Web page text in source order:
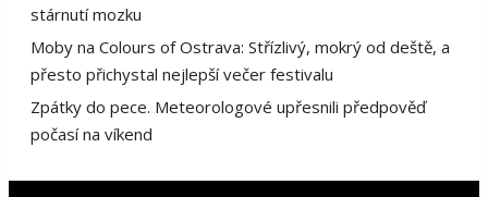
stárnutí mozku
Moby na Colours of Ostrava: Střízlivý, mokrý od deště, a
přesto přichystal nejlepší večer festivalu
Zpátky do pece. Meteorologové upřesnili předpověď
počasí na víkend